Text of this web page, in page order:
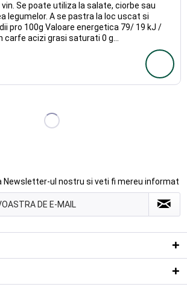
Se poate utiliza la salate, ciorbe sau
legumelor. A se pastra la loc uscat si
pro 100g Valoare energetica 79/ 19 kJ /
carfe acizi grasi saturati 0 g...
Newsletter-ul nostru si veti fi mereu informat